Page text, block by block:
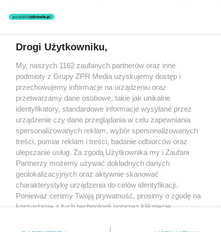
świadczeń zdrowotnych w rozumieniu art. 3 ust 1 ustawy o
rozpowszechniany lub dalej rozpowszechniany w jakikolwiek sposób
(w tym także elektroniczny lub mechaniczny) na jakimkolwiek polu
eksploatacji w jakiejkolwiek formie, włącznie z umieszczaniem w
Internecie bez pisemnej zgody właściciela praw. Jakiekolwiek użycie
lub wykorzystanie utworów w całości lub w części z naruszeniem
prawa, tzn. bez właściwej zgody, jest zabronione pod groźbą kary i
może być ścigane prawnie.
O nas
Informacje prawne
Nasze serwisy
Drogi Użytkowniku,
My, naszych 1162 zaufanych partnerów oraz inne
podmioty z Grupy ZPR Media uzyskujemy dostęp i
przechowujemy informacje na urządzeniu oraz
przetwarzamy dane osobowe, takie jak unikalne
identyfikatory, standardowe informacje wysyłane przez
urządzenie czy dane przeglądania w celu zapewniania
spersonalizowanych reklam, wybór spersonalizowanych
treści, pomiar reklam i treści, badanie odbiorców oraz
ulepszanie usług. Za zgodą Użytkownika my i Zaufani
Partnerzy możemy używać dokładnych danych
geolokalizacyjnych oraz aktywnie skanować
charakterystykę urządzenia do celów identyfikacji.
Ponieważ cenimy Twoją prywatność, prosimy o zgodę na
korzystanie z tych technologii poprzez kliknięcie
zmienić/wycofać klikając przycisk ustawień prywatności